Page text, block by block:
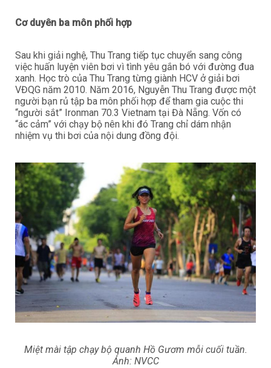
Cơ duyên ba môn phối hợp
Sau khi giải nghệ, Thu Trang tiếp tục chuyển sang công
việc huấn luyện viên bơi vì tình yêu gắn bó với đường đua
xanh. Học trò của Thu Trang từng giành HCV ở giải bơi
VĐQG năm 2010. Năm 2016, Nguyễn Thu Trang được một
người bạn rủ tập ba môn phối hợp để tham gia cuộc thi
“người sắt” Ironman 70.3 Vietnam tại Đà Nẵng. Vốn có
“ác cảm” với chạy bộ nên khi đó Trang chỉ dám nhận
nhiệm vụ thi bơi của nội dung đồng đội.
Miệt mài tập chạy bộ quanh Hồ Gươm mỗi cuối tuần.
Ảnh: NVCC